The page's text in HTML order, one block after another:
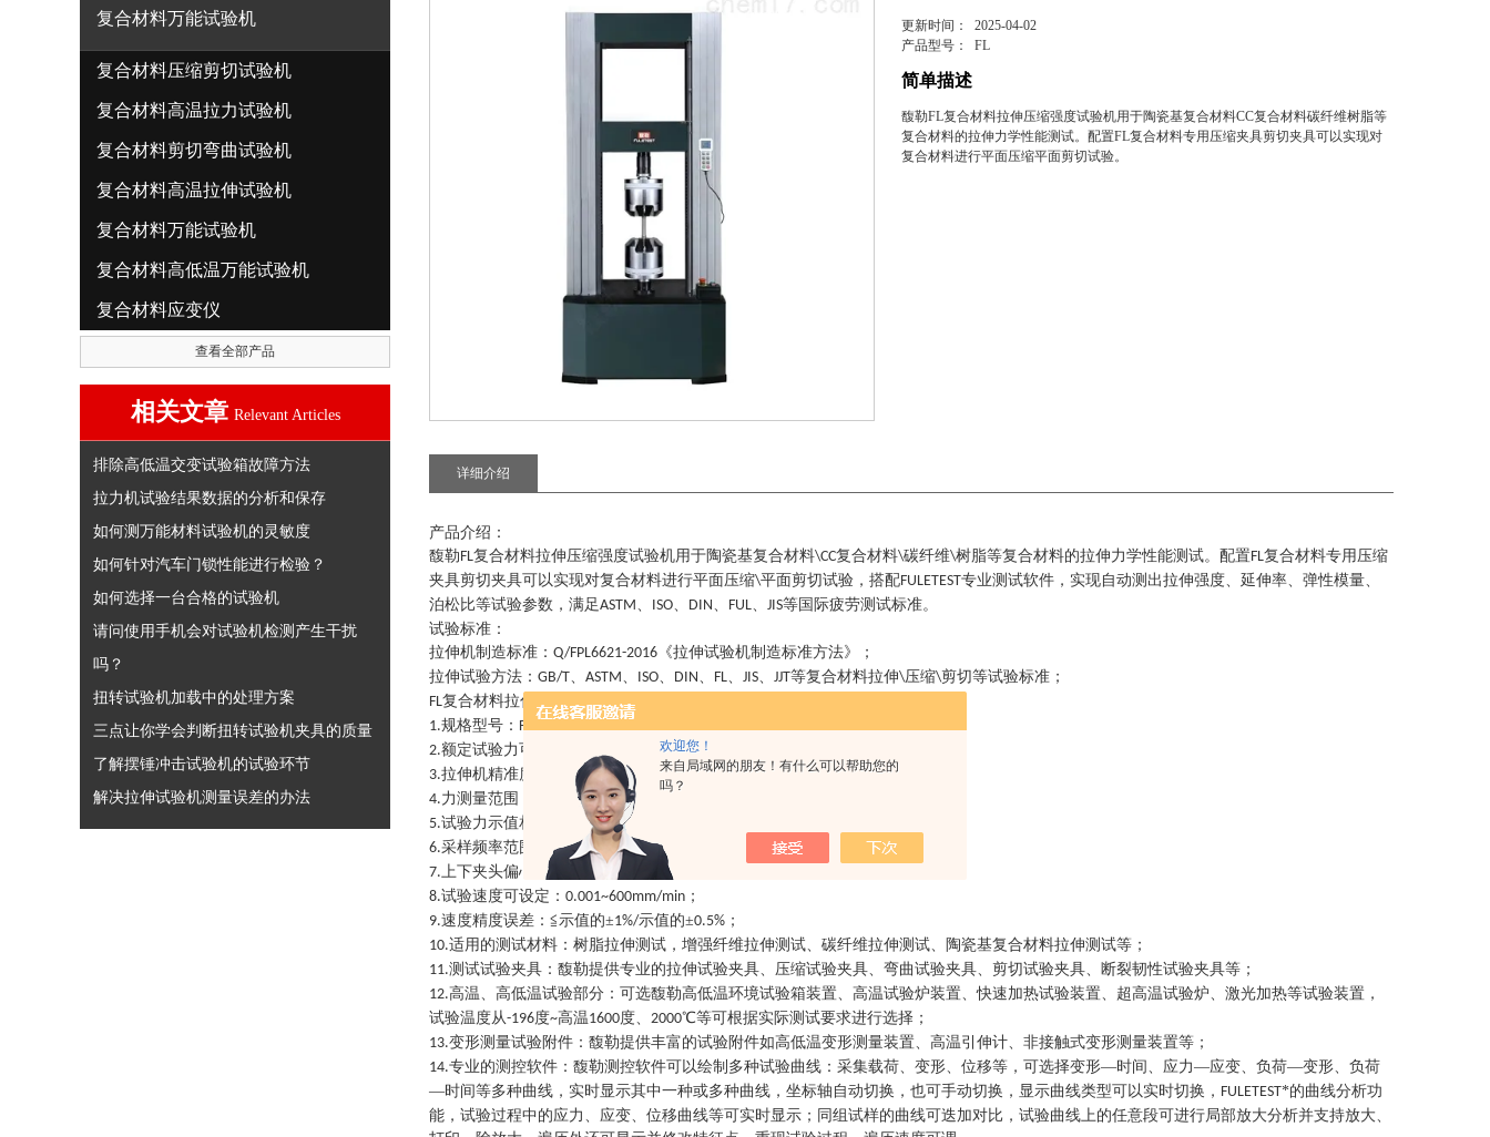
欢迎您！
来自局域网的朋友！有什么可以帮助您的
吗？
复合材料万能试验机
复合材料压缩剪切试验机
复合材料高温拉力试验机
复合材料剪切弯曲试验机
复合材料高温拉伸试验机
复合材料万能试验机
复合材料高低温万能试验机
复合材料应变仪
查看全部产品
相关文章 Relevant Articles
排除高低温交变试验箱故障方法
拉力机试验结果数据的分析和保存
如何测万能材料试验机的灵敏度
如何针对汽车门锁性能进行检验？
如何选择一台合格的试验机
请问使用手机会对试验机检测产生干扰
吗？
扭转试验机加载中的处理方案
三点让你学会判断扭转试验机夹具的质量
了解摆锤冲击试验机的试验环节
解决拉伸试验机测量误差的办法
更新时间： 2025-04-02
产品型号：FL
简单描述
馥勒FL复合材料拉伸压缩强度试验机用于陶瓷基复合材料CC复合材料碳纤维树脂等
复合材料的拉伸力学性能测试。配置FL复合材料专用压缩夹具剪切夹具可以实现对
复合材料进行平面压缩平面剪切试验。
详细介绍
产品介绍：
馥勒FL复合材料拉伸压缩强度试验机用于陶瓷基复合材料\CC复合材料\碳纤维\树脂等复合材料的拉伸力学性能测试。配置FL复合材料专用压缩
夹具剪切夹具可以实现对复合材料进行平面压缩\平面剪切试验 ， 搭配FULETEST专业测试软件 ， 实现自动测出拉伸强度、延伸率、弹性模量、
泊松比等试验参数，满足ASTM、 ISO、 DIN、 FUL、 JIS等国际疲劳测试标准。
试验标准：
拉伸机制造标准 ： Q/FPL6621-2016 《拉伸试验机制造标准方法》
；
拉伸试验方法 ： GB/T、 ASTM、 ISO、 DIN、 FL、 JIS、 JJT等复合材料拉伸\压缩\剪切等试验标准 ；
FL复合材料拉伸压缩强度试验机
1.规格型号 ： FL5000 FL7000
2.额定试验力可选 0~300KN 0~50KN；
3.拉伸机精准度等级 ： 1级/0.5级
；
4.力测量范围 0.2%-100%FS；
5.试验力示值相对误差 ：≦示值的±
6.采样频率范围 1-1000HZ 可选；
7.上下夹头偏心率 ％ 8%
8.试验速度可设定 ： 0.001~600mm/min ；
9.速度精度误差 ： ≦示值的±1%/示值的±0.5% ；
10.适用的测试材料 ： 树脂拉伸测试，增强纤维拉伸测试、碳纤维拉伸测试、陶瓷基复合材料拉伸测试等 ；
11.测试试验夹具 ： 馥勒提供专业的拉伸试验夹具、压缩试验夹具、弯曲试验夹具、剪切试验夹具、断裂韧性试验夹具等 ；
12.高温、高低温试验部分 ： 可选馥勒高低温环境试验箱装置、高温试验炉装置、快速加热试验装置、超高温试验炉、激光加热等试验装置，
试验温度从-196度~高温1600度、 2000℃等可根据实际测试要求进行选择 ；
13.变形测量试验附件 ： 馥勒提供丰富的试验附件如高低温变形测量装置、高温引伸计、非接触式变形测量装置等 ；
14.专业的测控软件 ： 馥勒测控软件可以绘制多种试验曲线：采集载荷、变形、位移等，可选择变形—时间、应力—应变、负荷—变形、负荷
—时间等多种曲线，实时显示其中一种或多种曲线，坐标轴自动切换，也可手动切换，显示曲线类型可以实时切换， FULETEST*的曲线分析功
能，试验过程中的应力、应变、位移曲线等可实时显示；同组试样的曲线可迭加对比，试验曲线上的任意段可进行局部放大分析并支持放大、